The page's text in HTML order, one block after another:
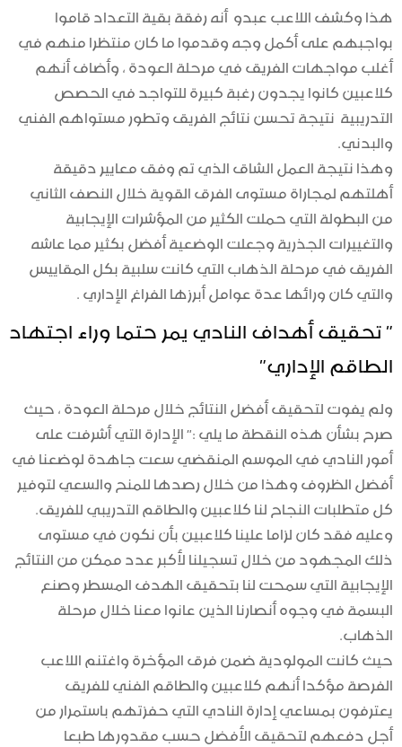
هذا وكشف اللاعب عبدو أنه رفقة بقية التعداد قاموا
بواجبهم على أكمل وجه وقدموا ما كان منتظرا منهم في
أغلب مواجهات الفريق في مرحلة العودة ، وأضاف أنهم
كلاعبين كانوا يجدون رغبة كبيرة للتواجد في الحصص
التدريبية نتيجة تحسن نتائج الفريق وتطور مستواهم الفني
والبدني.
وهذا نتيجة العمل الشاق الذي تم وفق معايير دقيقة
أهلتهم لمجاراة مستوى الفرق القوية خلال النصف الثاني
من البطولة التي حملت الكثير من المؤشرات الإيجابية
والتغييرات الجذرية وجعلت الوضعية أفضل بكثير مما عاشه
الفريق في مرحلة الذهاب التي كانت سلبية بكل المقاييس
والتي كان ورائها عدة عوامل أبرزها الفراغ الإداري .
” تحقيق أهداف النادي يمر حتما وراء اجتهاد
الطاقم الإداري”
ولم يفوت لتحقيق أفضل النتائج خلال مرحلة العودة ، حيث
صرح بشأن هذه النقطة ما يلي :” الإدارة التي أشرفت على
أمور النادي في الموسم المنقضي سعت جاهدة لوضعنا في
أفضل الظروف وهذا من خلال رصدها للمنح والسعي لتوفير
كل متطلبات النجاح لنا كلاعبين والطاقم التدريبي للفريق.
وعليه فقد كان لزاما علينا كلاعبين بأن نكون في مستوى
ذلك المجهود من خلال تسجيلنا لأكبر عدد ممكن من النتائج
الإيجابية التي سمحت لنا بتحقيق الهدف المسطر وصنع
البسمة في وجوه أنصارنا الذين عانوا معنا خلال مرحلة
الذهاب.
حيث كانت المولودية ضمن فرق المؤخرة واغتنم اللاعب
الفرصة مؤكدا أنهم كلاعبين والطاقم الفني للفريق
يعترفون بمساعي إدارة النادي التي حفزتهم باستمرار من
أجل دفعهم لتحقيق الأفضل حسب مقدورها طبعا